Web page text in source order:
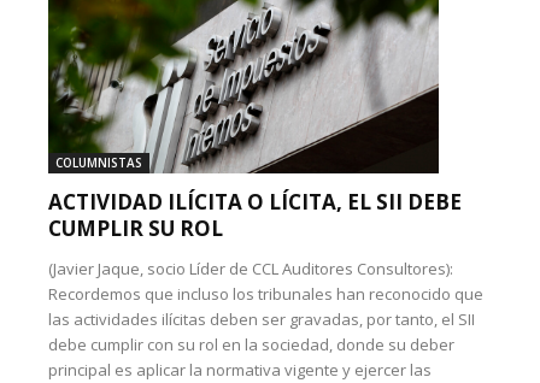
COLUMNISTAS
ACTIVIDAD ILÍCITA O LÍCITA, EL SII DEBE
CUMPLIR SU ROL
(Javier Jaque, socio Líder de CCL Auditores Consultores):
Recordemos que incluso los tribunales han reconocido que
las actividades ilícitas deben ser gravadas, por tanto, el SII
debe cumplir con su rol en la sociedad, donde su deber
principal es aplicar la normativa vigente y ejercer las